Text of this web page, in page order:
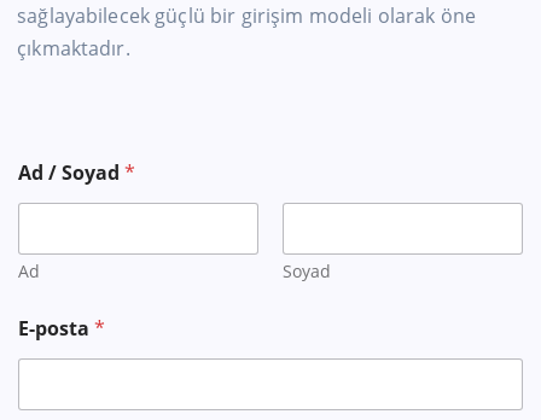
sağlayabilecek güçlü bir girişim modeli olarak öne
çıkmaktadır.
*
B
ş
v
r
u
Ad / Soyad*
Ad Soyad
E-posta*